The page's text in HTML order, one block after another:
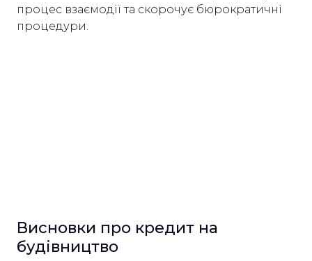
процес взаємодії та скорочує бюрократичні
процедури.
Висновки про кредит на
будівництво